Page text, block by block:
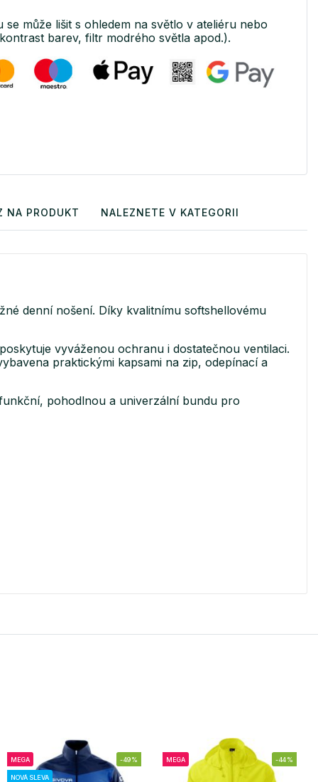
může lišit s ohledem na světlo v ateliéru nebo
barev, filtr modrého světla apod.).
NA PRODUKT NALEZNETE V KATEGORII
denní nošení. Díky kvalitnímu softshellovému
vyváženou ochranu i dostatečnou ventilaci.
praktickými kapsami na zip, odepínací a
pohodlnou a univerzální bundu pro
MEGA
NOVÁ SLEVA
-49% MEGA -44%